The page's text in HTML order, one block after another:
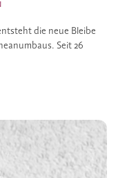
die neue Bleibe
Seit 26